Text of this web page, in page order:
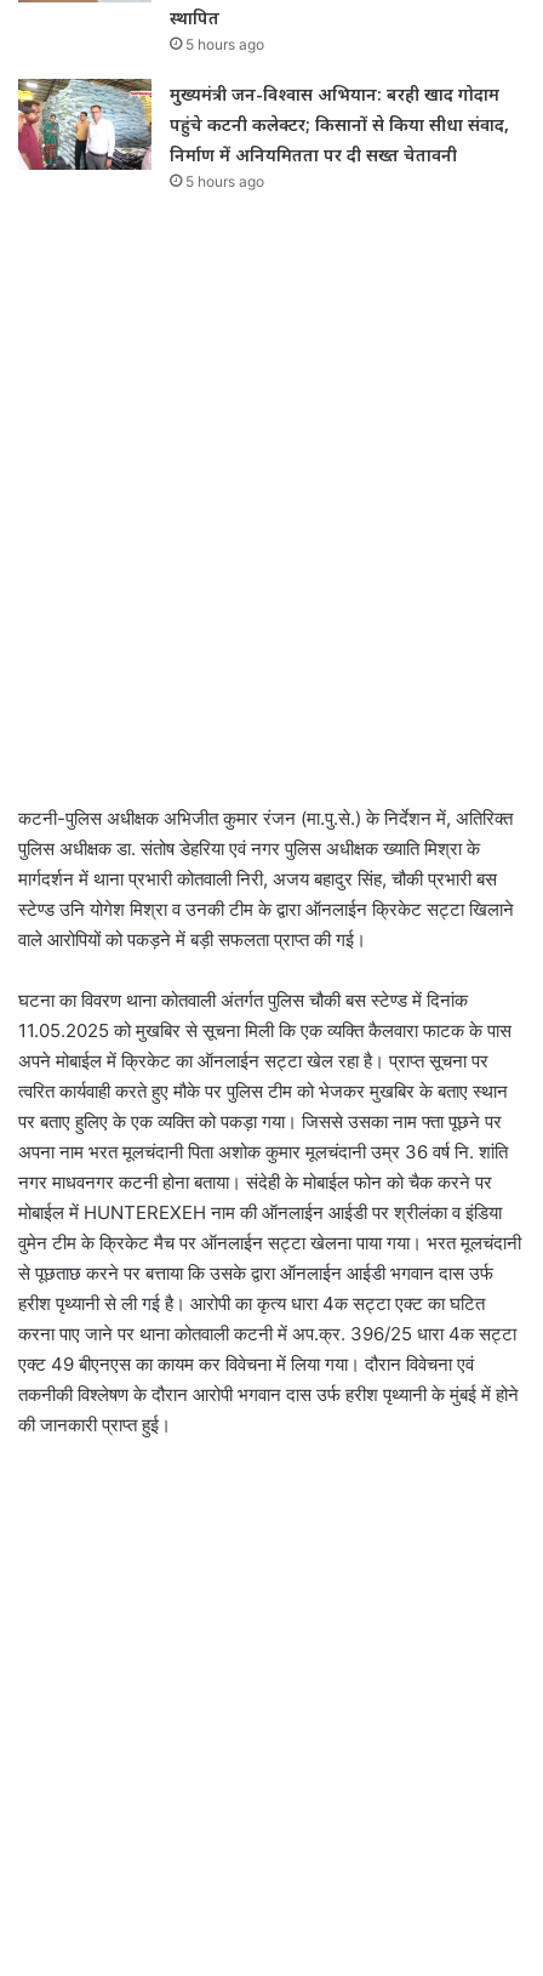
स्थापित
5 hours ago
मुख्यमंत्री जन-विश्वास अभियान: बरही खाद गोदाम
पहुंचे कटनी कलेक्टर; किसानों से किया सीधा संवाद,
निर्माण में अनियमितता पर दी सख्त चेतावनी
5 hours ago
कटनी-पुलिस अधीक्षक अभिजीत कुमार रंजन (मा.पु.से.) के निर्देशन में, अतिरिक्त
पुलिस अधीक्षक डा. संतोष डेहरिया एवं नगर पुलिस अधीक्षक ख्याति मिश्रा के
मार्गदर्शन में थाना प्रभारी कोतवाली निरी, अजय बहादुर सिंह, चौकी प्रभारी बस
स्टेण्ड उनि योगेश मिश्रा व उनकी टीम के द्वारा ऑनलाईन क्रिकेट स‌ट्टा खिलाने
वाले आरोपियों को पकड़ने में बड़ी सफलता प्राप्त की गई।
घटना का विवरण थाना कोतवाली अंतर्गत पुलिस चौकी बस स्टेण्ड में दिनांक
11.05.2025 को मुखबिर से सूचना मिली कि एक व्यक्ति कैलवारा फाटक के पास
अपने मोबाईल में क्रिकेट का ऑनलाईन स‌ट्टा खेल रहा है। प्राप्त सूचना पर
त्वरित कार्यवाही करते हुए मौके पर पुलिस टीम को भेजकर मुखबिर के बताए स्थान
पर बताए हुलिए के एक व्यक्ति को पकड़ा गया। जिससे उसका नाम फ्ता पूछने पर
अपना नाम भरत मूलचंदानी पिता अशोक कुमार मूलचंदानी उम्र 36 वर्ष नि. शांति
नगर माधवनगर कटनी होना बताया। संदेही के मोबाईल फोन को चैक करने पर
मोबाईल में HUNTEREXEH नाम की ऑनलाईन आईडी पर श्रीलंका व इंडिया
वुमेन टीम के क्रिकेट मैच पर ऑनलाईन सट्टा खेलना पाया गया। भरत मूलचंदानी
से पूछताछ करने पर बत्ताया कि उसके द्वारा ऑनलाईन आईडी भगवान दास उर्फ
हरीश पृथ्यानी से ली गई है। आरोपी का कृत्य धारा 4क स‌ट्टा एक्ट का घटित
करना पाए जाने पर थाना कोतवाली कटनी में अप.क्र. 396/25 धारा 4क सट्टा
एक्ट 49 बीएनएस का कायम कर विवेचना में लिया गया। दौरान विवेचना एवं
तकनीकी विश्लेषण के दौरान आरोपी भगवान दास उर्फ हरीश पृथ्यानी के मुंबई में होने
की जानकारी प्राप्त हुई।